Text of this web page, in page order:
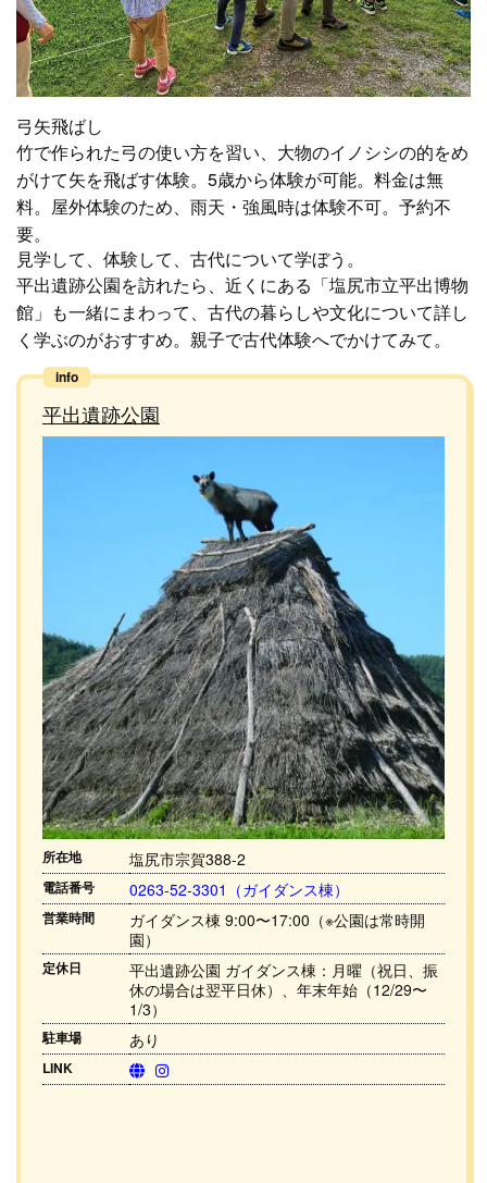
弓矢飛ばし
竹で作られた弓の使い方を習い、大物のイノシシの的をめ
がけて矢を飛ばす体験。5歳から体験が可能。料金は無
料。屋外体験のため、雨天・強風時は体験不可。予約不
要。
見学して、体験して、古代について学ぼう。
平出遺跡公園を訪れたら、近くにある「塩尻市立平出博物
館」も一緒にまわって、古代の暮らしや文化について詳し
く学ぶのがおすすめ。親子で古代体験へでかけてみて。
平出遺跡公園
所在地 塩尻市宗賀388-2
電話番号 0263-52-3301（ガイダンス棟）
営業時間
ガイダンス棟 9:00〜17:00（※公園は常時開
園）
定休日
平出遺跡公園 ガイダンス棟：月曜（祝日、振
休の場合は翌平日休）、年末年始（12/29〜
1/3）
駐車場 あり
LINK